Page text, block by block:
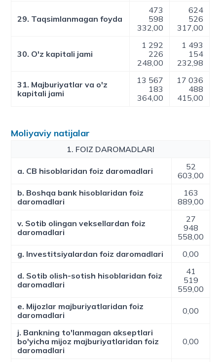
29. Taqsimlanmagan foyda
473
598
332,00
624
526
317,00
30. O'z kapitali jami
1 292
226
248,00
1 493
154
232,98
31. Majburiyatlar va o'z
kapitali jami
13 567
183
364,00
17 036
488
415,00
Moliyaviy natijalar
1. FOIZ DAROMADLARI
a. CB hisoblaridan foiz daromadlari
52
603,00
b. Boshqa bank hisoblaridan foiz
daromadlari
163
889,00
v. Sotib olingan veksellardan foiz
daromadlari
27
948
558,00
g. Investitsiyalardan foiz daromadlari
0,00
d. Sotib olish-sotish hisoblaridan foiz
daromadlari
41
519
559,00
e. Mijozlar majburiyatlaridan foiz
daromadlari
0,00
j. Bankning to'lanmagan akseptlari
bo'yicha mijoz majburiyatlaridan foiz
daromadlari
0,00